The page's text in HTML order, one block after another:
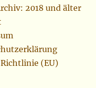
2018 und älter
(EU)